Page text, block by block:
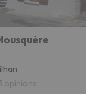
opinions